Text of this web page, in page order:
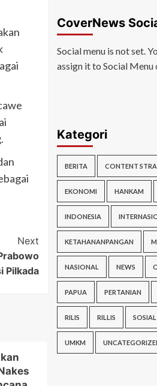
Next
Pilkada
CoverNews
Social menu is not set.
assign it to Social Menu
Kategori
BERITA CONTENT
EKONOMI HANKAM
INDONESIA
KETAHANANPANGAN
NASIONAL NEWS
PAPUA PERTANIAN
RILIS RILLIS SOSIAL
UMKM